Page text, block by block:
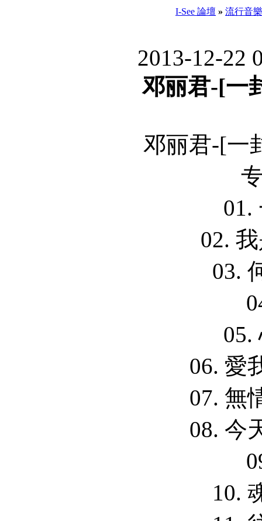
I-See 論壇 » 流行音
2013-12-22
邓丽君-[一
邓丽君-[一
01.
02.
03.
05.
06. 愛
07. 無
08. 今
10.